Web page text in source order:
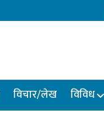
विचार/लेख विविध